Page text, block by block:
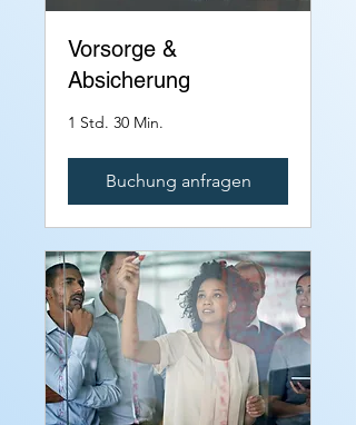
Vorsorge &
Absicherung
1 Std. 30 Min.
Buchung anfragen